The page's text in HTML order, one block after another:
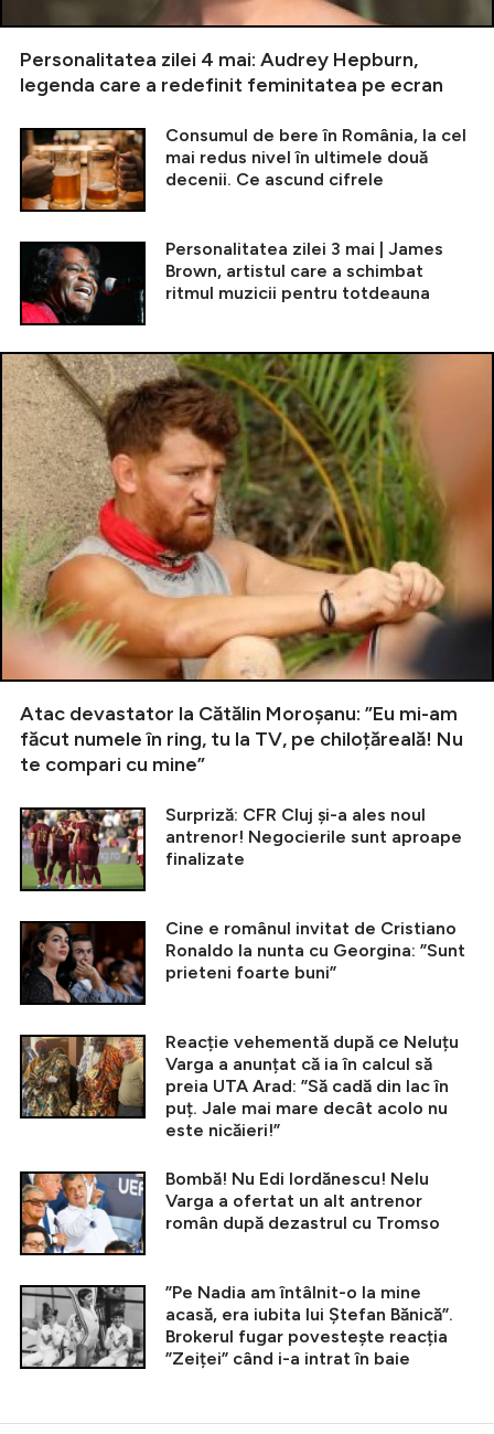
Personalitatea zilei 4 mai: Audrey Hepburn,
legenda care a redefinit feminitatea pe ecran
Consumul de bere în România, la cel
mai redus nivel în ultimele două
decenii. Ce ascund cifrele
Personalitatea zilei 3 mai | James
Brown, artistul care a schimbat
ritmul muzicii pentru totdeauna
Atac devastator la Cătălin Moroșanu: ”Eu mi-am
făcut numele în ring, tu la TV, pe chiloțăreală! Nu
te compari cu mine”
Surpriză: CFR Cluj și-a ales noul
antrenor! Negocierile sunt aproape
finalizate
Cine e românul invitat de Cristiano
Ronaldo la nunta cu Georgina: ”Sunt
prieteni foarte buni”
Reacție vehementă după ce Neluțu
Varga a anunțat că ia în calcul să
preia UTA Arad: ”Să cadă din lac în
puț. Jale mai mare decât acolo nu
este nicăieri!”
Bombă! Nu Edi Iordănescu! Nelu
Varga a ofertat un alt antrenor
român după dezastrul cu Tromso
”Pe Nadia am întâlnit-o la mine
acasă, era iubita lui Ștefan Bănică”.
Brokerul fugar povestește reacția
”Zeiței” când i-a intrat în baie